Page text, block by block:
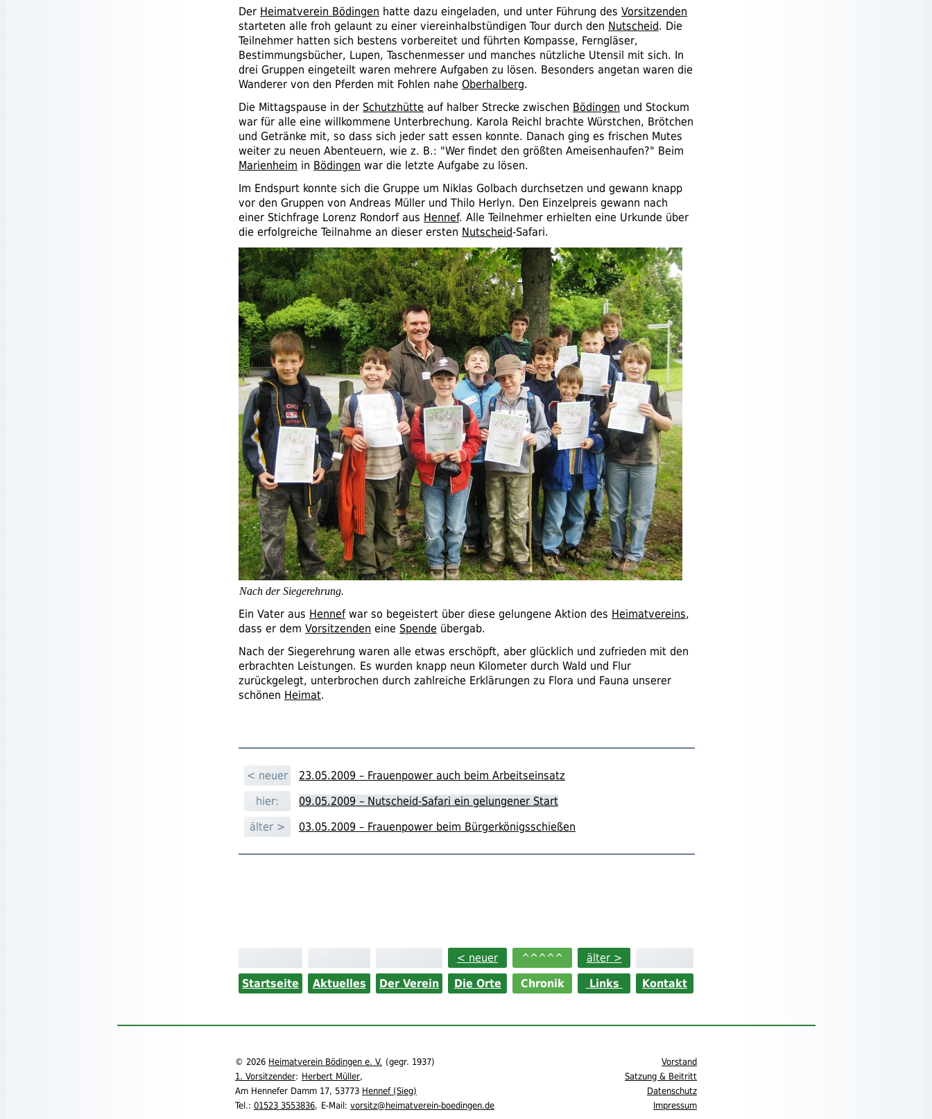
Der Heimatverein Bödingen hatte dazu eingeladen, und unter Führung des Vorsitzenden
starteten alle froh gelaunt zu einer viereinhalbstündigen Tour durch den Nutscheid. Die
Teilnehmer hatten sich bestens vorbereitet und führten Kompasse, Ferngläser,
Bestimmungsbücher, Lupen, Taschenmesser und manches nützliche Utensil mit sich. In
drei Gruppen eingeteilt waren mehrere Aufgaben zu lösen. Besonders angetan waren die
Wanderer von den Pferden mit Fohlen nahe Oberhalberg.
Die Mittagspause in der Schutzhütte auf halber Strecke zwischen Bödingen und Stockum
war für alle eine willkommene Unterbrechung. Karola Reichl brachte Würstchen, Brötchen
und Getränke mit, so dass sich jeder satt essen konnte. Danach ging es frischen Mutes
weiter zu neuen Abenteuern, wie z. B.: "Wer findet den größten Ameisenhaufen?" Beim
Marienheim in Bödingen war die letzte Aufgabe zu lösen.
Im Endspurt konnte sich die Gruppe um Niklas Golbach durchsetzen und gewann knapp
vor den Gruppen von Andreas Müller und Thilo Herlyn. Den Einzelpreis gewann nach
einer Stichfrage Lorenz Rondorf aus Hennef. Alle Teilnehmer erhielten eine Urkunde über
die erfolgreiche Teilnahme an dieser ersten Nutscheid-Safari.
Nach der Siegerehrung.
Ein Vater aus Hennefwar so begeistert über diese gelungene Aktion des Heimatvereins,
dass er dem Vorsitzenden eine Spende übergab.
Nach der Siegerehrung waren alle etwas erschöpft, aber glücklich und zufrieden mit den
erbrachten Leistungen. Es wurden knapp neun Kilometer durch Wald und Flur
zurückgelegt, unterbrochen durch zahlreiche Erklärungen zu Flora und Fauna unserer
schönen Heimat.
< neuer
23.05.2009 – Frauenpower auch beim Arbeitseinsatz
hier:
09.05.2009 – Nutscheid-Safari ein gelungener Start
älter >
03.05.2009 – Frauenpower beim Bürgerkönigsschießen
< neuer ^^^^^
älter >
Startseite
Aktuelles Der Verein Die Orte Chronik Links Kontakt
© 2026 Heimatverein Bödingen e. V. (gegr. 1937)
1. Vorsitzender: Herbert Müller,
Am Hennefer Damm 17, 53773 Hennef (Sieg)
Tel.: 01523 3553836, E-Mail: vorsitz@heimatverein-boedingen.de
Vorstand
Satzung & Beitritt
Datenschutz
Impressum